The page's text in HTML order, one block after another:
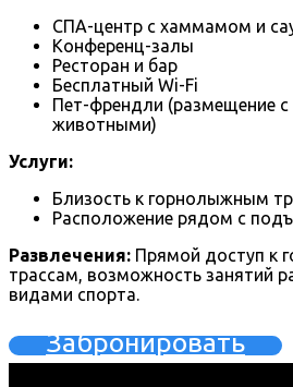
СПА-центр с хаммамом и
Конференц-залы
Ресторан и бар
Бесплатный Wi-Fi
Пет-френдли (размещение
животными)
Услуги:
Близость к горнолыжным
Расположение рядом с
Развлечения: Прямой доступ к
трассам, возможность занятий
видами спорта.
Забронировать